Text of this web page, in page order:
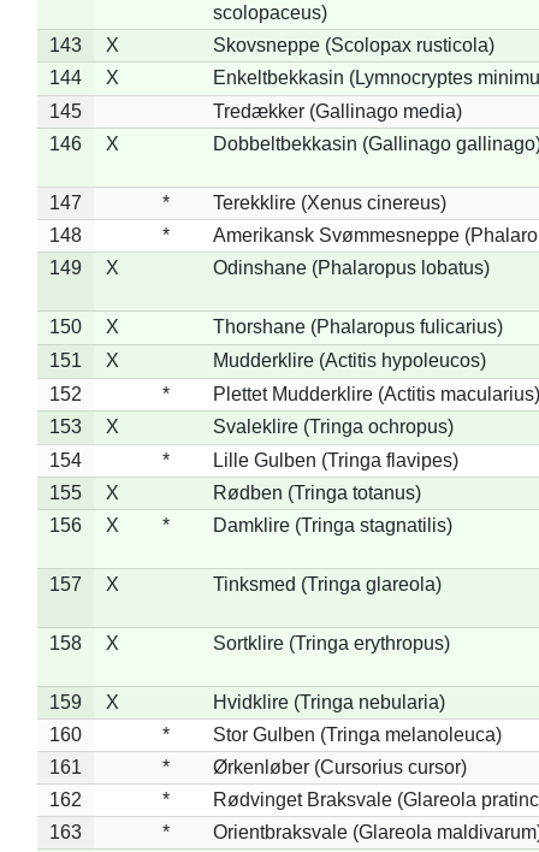
scolopaceus)
143
X
Skovsneppe (Scolopax rusticola)
144
X
Enkeltbekkasin (Lymnocryptes
145
Tredækker (Gallinago media)
146
X Dobbeltbekkasin (Gallinago
147 *
Terekklire (Xenus cinereus)
148
*
Amerikansk Svømmesneppe
149
X Odinshane (Phalaropus lobatus)
150 X
Thorshane (Phalaropus fulicarius)
151
X
Mudderklire (Actitis hypoleucos)
152
*
Plettet Mudderklire (Actitis macularius)
153
X
Svaleklire (Tringa ochropus)
154
*
Lille Gulben (Tringa flavipes)
155
X
Rødben (Tringa totanus)
156
X * Damklire (Tringa stagnatilis)
157 X Tinksmed (Tringa glareola)
158 X Sortklire (Tringa erythropus)
159 X
Hvidklire (Tringa nebularia)
160
*
Stor Gulben (Tringa melanoleuca)
161
*
Ørkenløber (Cursorius cursor)
162
*
Rødvinget Braksvale (Glareola
163
*
Orientbraksvale (Glareola